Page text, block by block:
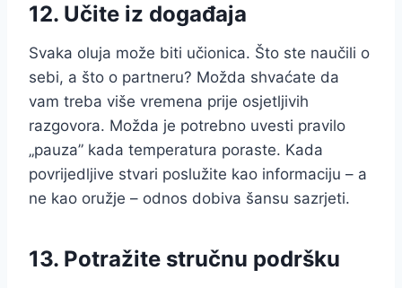
12. Učite iz događaja
Svaka oluja može biti učionica. Što ste naučili o
sebi, a što o partneru? Možda shvaćate da
vam treba više vremena prije osjetljivih
razgovora. Možda je potrebno uvesti pravilo
„pauza” kada temperatura poraste. Kada
povrijedljive stvari poslužite kao informaciju – a
ne kao oružje – odnos dobiva šansu sazrjeti.
13. Potražite stručnu podršku